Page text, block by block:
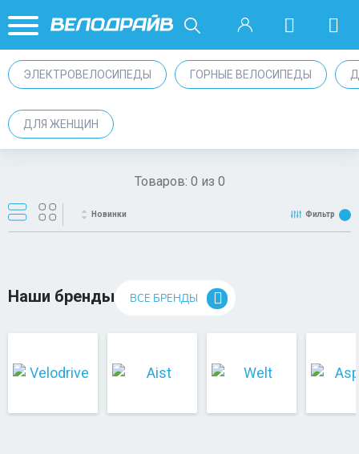
ЭЛЕКТРОВЕЛОСИПЕДЫ ГОРНЫЕ ВЕЛОСИПЕДЫ
ДЛЯ ЖЕНЩИН
Товаров: 0 из 0
Новинки Фильтр
Наши бренды ВСЕ БРЕНДЫ